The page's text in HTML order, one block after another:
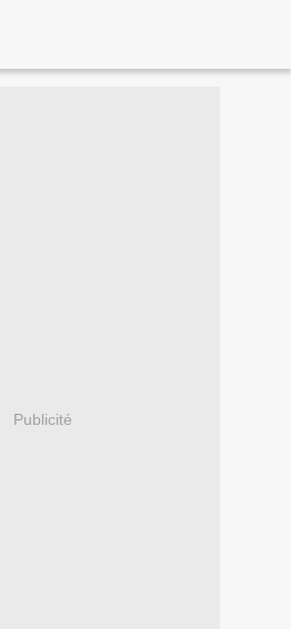
Publicité